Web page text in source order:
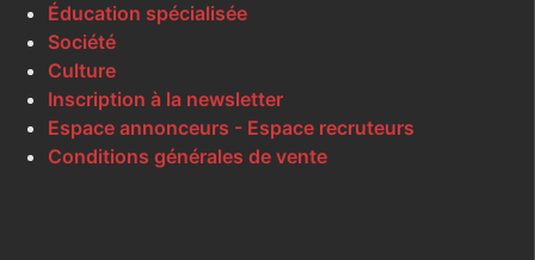
Éducation spécialisée
Société
Culture
Inscription à la newsletter
Espace annonceurs - Espace recruteurs
Conditions générales de vente